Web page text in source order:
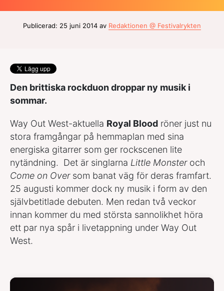
Publicerad: 25 juni 2014 av Redaktionen @ Festivalrykten
Den brittiska rockduon droppar ny musik i
sommar.
Way Out West-aktuella Royal Blood röner just nu
stora framgångar på hemmaplan med sina
energiska gitarrer som ger rockscenen lite
nytändning. Det är singlarna Little Monsteroch
Come on Oversom banat väg för deras framfart.
25 augusti kommer dock ny musik i form av den
självbetitlade debuten. Men redan två veckor
innan kommer du med största sannolikhet höra
ett par nya spår i livetappning under Way Out
West.